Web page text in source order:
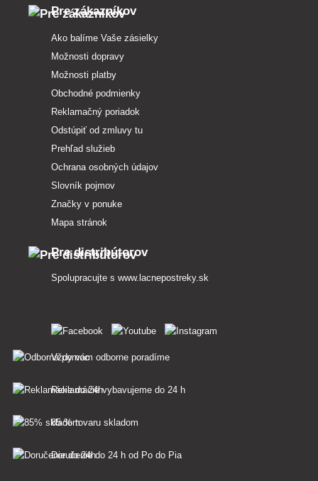
Pre zákazníkov
Ako balíme Vaše zásielky
Možnosti dopravy
Možnosti platby
Obchodné podmienky
Reklamačný poriadok
Odstúpiť od zmluvy tu
Prehľad služieb
Ochrana osobných údajov
Slovník pojmov
Značky v ponuke
Mapa stránok
Pre distribútorov
Spolupracujte s www.lacnepostreky.sk
Vždy vám odborne poradíme
Reklamácie vybavujeme do 24 h
85 % tovaru skladom
Doručenie do 24 h od Po do Pia